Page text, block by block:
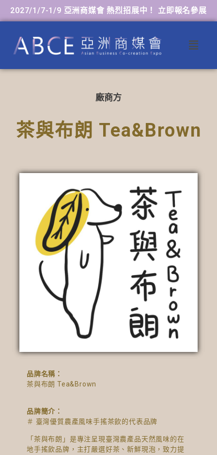
2027/1/7-1/9 亞洲商媒會 熱烈招展中！ 立即報名參展
廠商方
茶與布朗 Tea&Brown
品牌名稱：
茶與布朗 Tea&Brown
品牌簡介：
＃ 臺灣優質農產風味手搖茶飲的代表品牌
「茶與布朗」是專注呈現臺灣農產品天然風味的在
地手搖飲品牌，主打嚴選好茶、新鮮現泡，致力提